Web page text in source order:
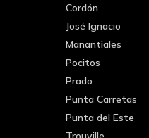
Cordón
José Ignacio
Manantiales
Pocitos
Prado
Punta Carretas
Punta del Este